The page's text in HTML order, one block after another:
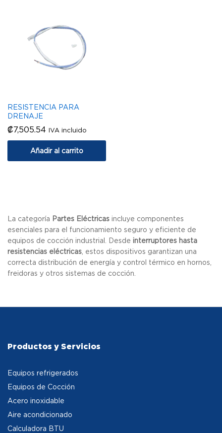
RESISTENCIA PARA
DRENAJE
₡7,505.54 IVA incluido
Añadir al carrito
La categoría Partes Eléctricas incluye componentes
esenciales para el funcionamiento seguro y eficiente de
equipos de cocción industrial. Desde interruptores hasta
resistencias eléctricas , estos dispositivos garantizan una
correcta distribución de energía y control térmico en hornos,
freidoras y otros sistemas de cocción.
Productos y Servicios
Equipos refrigerados
Equipos de Cocción
Acero inoxidable
Aire acondicionado
Calculadora BTU